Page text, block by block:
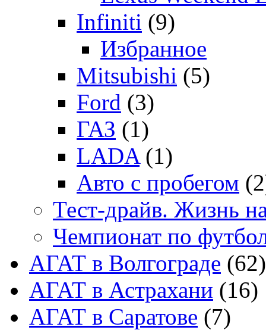
Infiniti (9)
Избранное
Mitsubishi (5)
Ford (3)
ГАЗ (1)
LADA (1)
Авто с пробегом
Тест-драйв. Жизнь
Чемпионат по
АГАТ в Волгограде (62)
АГАТ в Астрахани (16)
АГАТ в Саратове (7)